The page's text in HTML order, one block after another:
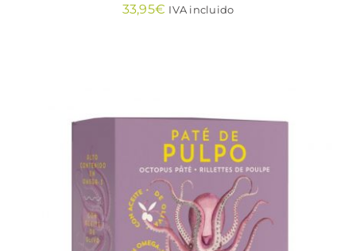
33,95€ IVA incluido
AÑADIR AL CARRITO
/
DETALLES